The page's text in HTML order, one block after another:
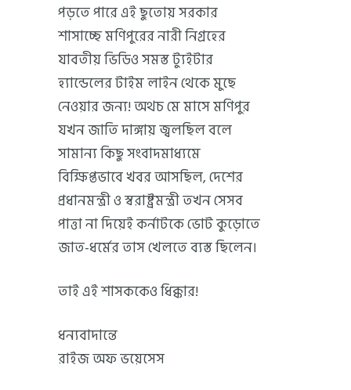
পড়তে পারে এই ছুতোয় সরকার
শাসাচ্ছে মণিপুরের নারী নিগ্রহের
যাবতীয় ভিডিও সমস্ত ট্যুইটার
হ্যান্ডেলের টাইম লাইন থেকে মুছে
নেওয়ার জন্য! অথচ মে মাসে মণিপুর
যখন জাতি দাঙ্গায় জ্বলছিল বলে
সামান্য কিছু সংবাদমাধ্যমে
বিক্ষিপ্তভাবে খবর আসছিল, দেশের
প্রধানমন্ত্রী ও স্বরাষ্ট্রমন্ত্রী তখন সেসব
পাত্তা না দিয়েই কর্নাটকে ভোট কুড়োতে
জাত-ধর্মের তাস খেলতে ব্যস্ত ছিলেন।
তাই এই শাসককেও ধিক্কার!
ধন্যবাদান্তে
রাইজ অফ ভয়েসেস